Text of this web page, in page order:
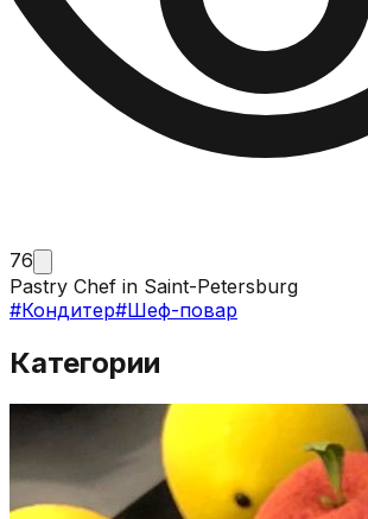
76
Pastry Chef in Saint-Petersburg
#Кондитер#Шеф-повар
Категории